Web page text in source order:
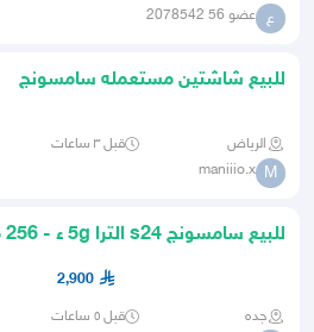
ع عضو 56 2078542
للبيع شاشتين مستعمله سامسونج
الرياض قبل ٣ ساعات
M
maniiio.x
للبيع سامسونج s24 الترا 5g ء - 256 GB
2,900
جده قبل ٥ ساعات